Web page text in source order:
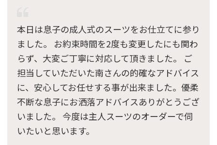
本日は息子の成人式のスーツをお仕立てに参り
ました。 お約束時間を2度も変更したにも関わ
らず、大変ご丁寧に対応して頂きました。 ご
担当していただいた南さんの的確なアドバイス
に、安心してお任せする事が出来ました。優柔
不断な息子にお洒落アドバイスありがとうござ
いました。 今度は主人スーツのオーダーで伺
いたいと思います。